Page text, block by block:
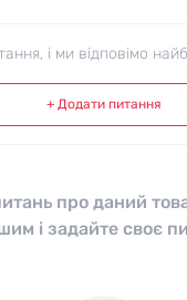
і ми відповімо
+ Додати питання
про даний
і задайте своє